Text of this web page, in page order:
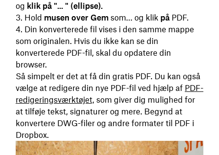
og klik på "... " (ellipse).
Hold musen over Gem som… og klik på PDF.
Din konverterede fil vises i den samme mappe
som originalen. Hvis du ikke kan se din
konverterede PDF-fil, skal du opdatere din
browser.
Så simpelt er det at få din gratis PDF. Du kan også
vælge at redigere din nye PDF-fil ved hjælp af PDF-
redigeringsværktøjet, som giver dig mulighed for
at tilføje tekst, signaturer og mere. Begynd at
konvertere DWG-filer og andre formater til PDF i
Dropbox.